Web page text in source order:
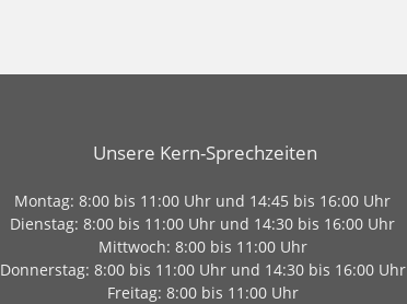
Unsere Kern-Sprechzeiten
Montag: 8:00 bis 11:00 Uhr und 14:45 bis 16:00 Uhr
Dienstag: 8:00 bis 11:00 Uhr und 14:30 bis 16:00 Uhr
Mittwoch: 8:00 bis 11:00 Uhr
Donnerstag: 8:00 bis 11:00 Uhr und 14:30 bis 16:00 Uhr
Freitag: 8:00 bis 11:00 Uhr